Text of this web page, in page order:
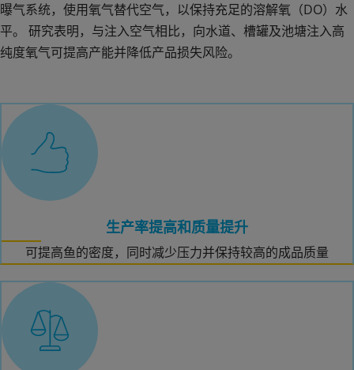
曝气系统，使用氧气替代空气，以保持充足的溶解氧（DO）水
平。 研究表明，与注入空气相比，向水道、槽罐及池塘注入高
纯度氧气可提高产能并降低产品损失风险。
空气产品公司如何帮助养鱼场
和孵化场？
生产率提高和质量提升
可提高鱼的密度，同时减少压力并保持较高的成品质量